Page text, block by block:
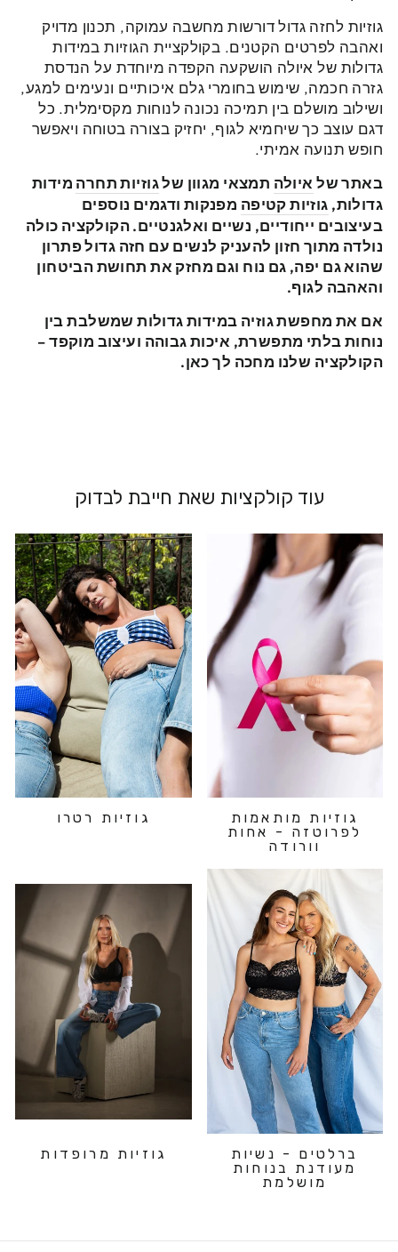
גוזיות לחזה גדול דורשות מחשבה עמוקה, תכנון מדויק
ואהבה לפרטים הקטנים. בקולקציית הגוזיות במידות
גדולות של איולה הושקעה הקפדה מיוחדת על הנדסת
גזרה חכמה, שימוש בחומרי גלם איכותיים ונעימים למגע,
ושילוב מושלם בין תמיכה נכונה לנוחות מקסימלית. כל
דגם עוצב כך שיחמיא לגוף, יחזיק בצורה בטוחה ויאפשר
חופש תנועה אמיתי.
באתר של איולה תמצאי מגוון שלגוזיות תחרה מידות
גדולות, גוזיות קטיפה מפנקות ודגמים נוספים
בעיצובים ייחודיים, נשיים ואלגנטיים. הקולקציה כולה
נולדה מתוך חזון להעניק לנשים עם חזה גדול פתרון
שהוא גם יפה, גם נוח וגם מחזק את תחושת הביטחון
והאהבה לגוף.
אם את מחפשת גוזיה במידות גדולות שמשלבת בין
נוחות בלתי מתפשרת, איכות גבוהה ועיצוב מוקפד –
הקולקציה שלנו מחכה לך כאן.
עוד קולקציות שאת חייבת לבדוק
גוזיות רטרו
גוזיות מותאמות
לפרוטזה - אחות
וורודה
גוזיות מרופדות
ברלטים - נשיות
מעודנת בנוחות
מושלמת